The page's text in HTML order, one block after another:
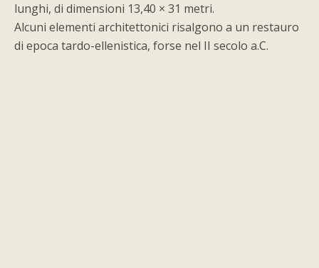
lunghi, di dimensioni 13,40 × 31 metri.
Alcuni elementi architettonici risalgono a un restauro
di epoca tardo-ellenistica, forse nel II secolo a.C.